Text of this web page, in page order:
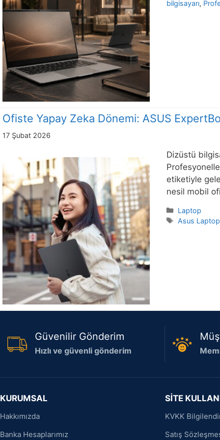
bilgisayarı,
Ofiste Yapay Zeka Dönemi: ASUS
17 Şubat 2026
Dizüstü
etiketiyle
nesil mobil
Kategoriler
Laptop
Etiketler
Asus Laptop
Güvenilir Gönderim
Hızlı ve güvenli gönderim
KURUMSAL
Hakkımızda
Banka Hesaplarımız
SİTE
KVKK
Satış